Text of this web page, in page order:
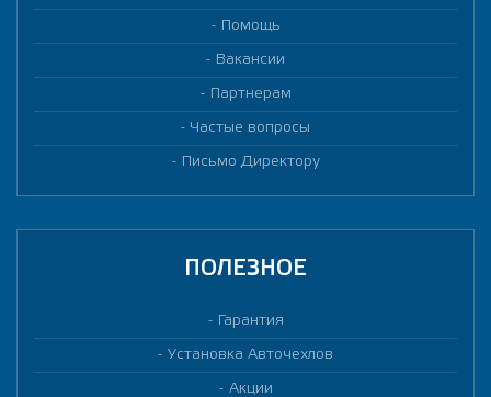
Помощь
Вакансии
Партнерам
Частые вопросы
Письмо Директору
ПОЛЕЗНОЕ
Гарантия
Установка Авточехлов
Акции